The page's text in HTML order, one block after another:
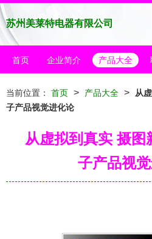
苏州美莱特电器有限公司
首页 企业简介 产品大全
当前位置： 首页 > 产品大全 >
从
子产品视觉进化论
从虚拟到真实 摄图
子产品视